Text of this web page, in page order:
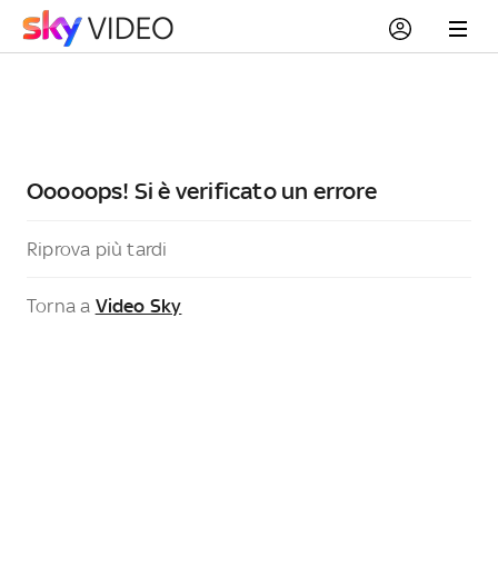
Ooooops! Si è verificato un errore
Riprova più tardi
Torna a Video Sky